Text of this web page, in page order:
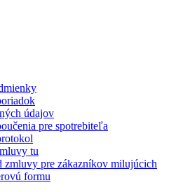
údajov
pre spotrebiteľa
tu
zmluvy pre zákazníkov milujúcich
formu